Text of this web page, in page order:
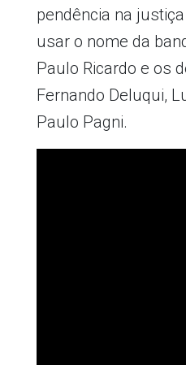
pendência na
usar o nome da
Paulo Ricardo e os
Fernando Deluqui,
Paulo Pagni.